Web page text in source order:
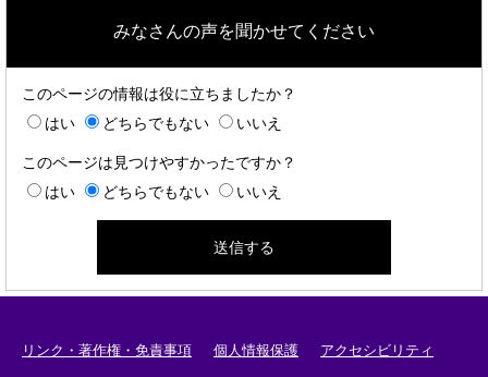
みなさんの声を聞かせてください
このページの情報は役に立ちましたか？
はい
どちらでもない いいえ
このページは見つけやすかったですか？
はい
どちらでもない いいえ
リンク・著作権・免責事項 個人情報保護 アクセシビリティ